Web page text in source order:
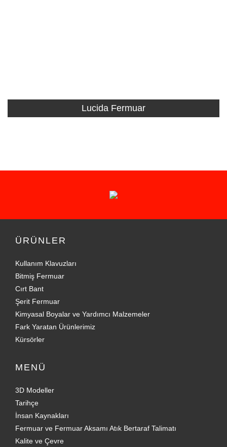
Lucida Fermuar
ÜRÜNLER
Kullanım Klavuzları
Bitmiş Fermuar
Cırt Bant
Şerit Fermuar
Kimyasal Boyalar ve Yardımcı Malzemeler
Fark Yaratan Ürünlerimiz
Kürsörler
MENÜ
3D Modeller
Tarihçe
İnsan Kaynakları
Fermuar ve Fermuar Aksamı Atık Bertaraf Talimatı
Kalite ve Çevre